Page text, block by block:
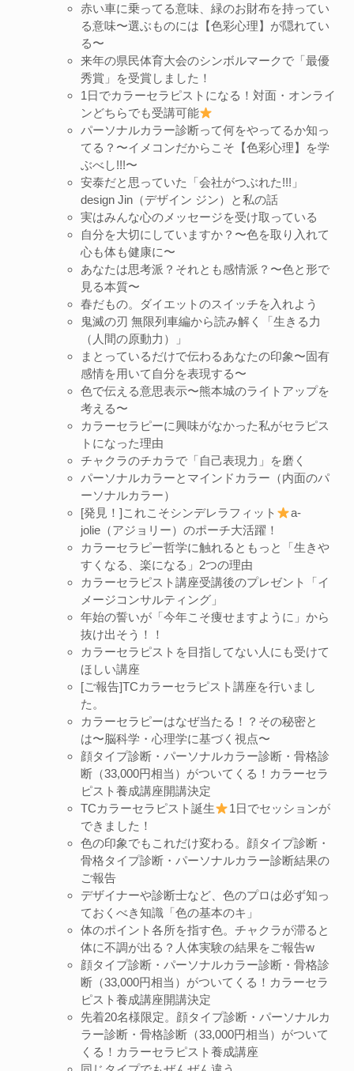
赤い車に乗ってる意味、緑のお財布を持ってい
る意味〜選ぶものには【色彩心理】が隠れてい
る〜
来年の県民体育大会のシンボルマークで「最優
秀賞」を受賞しました！
1日でカラーセラピストになる！対面・オンライ
ンどちらでも受講可能
パーソナルカラー診断って何をやってるか知っ
てる？〜イメコンだからこそ【色彩心理】を学
ぶべし!!!〜
安泰だと思っていた「会社がつぶれた!!!」
design Jin（デザイン ジン）と私の話
実はみんな心のメッセージを受け取っている
自分を大切にしていますか？〜色を取り入れて
心も体も健康に〜
あなたは思考派？それとも感情派？〜色と形で
見る本質〜
春だもの。ダイエットのスイッチを入れよう
鬼滅の刃 無限列車編から読み解く「生きる力
（人間の原動力）」
まとっているだけで伝わるあなたの印象〜固有
感情を用いて自分を表現する〜
色で伝える意思表示〜熊本城のライトアップを
考える〜
カラーセラピーに興味がなかった私がセラピス
トになった理由
チャクラのチカラで「自己表現力」を磨く
パーソナルカラーとマインドカラー（内面のパ
ーソナルカラー）
[発見！]これこそシンデレラフィット
a-
jolie（アジョリー）のポーチ大活躍！
カラーセラピー哲学に触れるともっと「生きや
すくなる、楽になる」2つの理由
カラーセラピスト講座受講後のプレゼント「イ
メージコンサルティング」
年始の誓いが「今年こそ痩せますように」から
抜け出そう！！
カラーセラピストを目指してない人にも受けて
ほしい講座
[ご報告]TCカラーセラピスト講座を行いまし
た。
カラーセラピーはなぜ当たる！？その秘密と
は〜脳科学・心理学に基づく視点〜
顔タイプ診断・パーソナルカラー診断・骨格診
断（33,000円相当）がついてくる！カラーセラ
ピスト養成講座開講決定
TCカラーセラピスト誕生
1日でセッションが
できました！
色の印象でもこれだけ変わる。顔タイプ診断・
骨格タイプ診断・パーソナルカラー診断結果の
ご報告
デザイナーや診断士など、色のプロは必ず知っ
ておくべき知識「色の基本のキ」
体のポイント各所を指す色。チャクラが滞ると
体に不調が出る？人体実験の結果をご報告w
顔タイプ診断・パーソナルカラー診断・骨格診
断（33,000円相当）がついてくる！カラーセラ
ピスト養成講座開講決定
先着20名様限定。顔タイプ診断・パーソナルカ
ラー診断・骨格診断（33,000円相当）がついて
くる！カラーセラピスト養成講座